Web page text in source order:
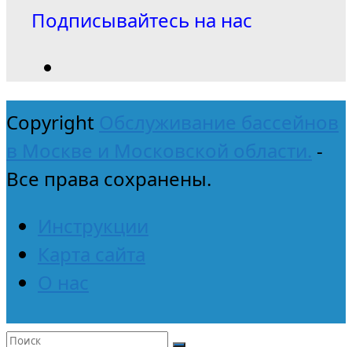
Подписывайтесь на нас
Copyright Обслуживание бассейнов
в Москве и Московской области. -
Все права сохранены.
Инструкции
Карта сайта
О нас